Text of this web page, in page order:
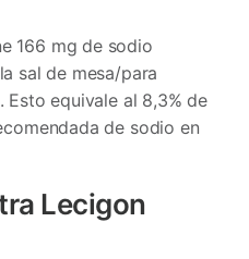
166 mg de sodio
sal de mesa/para
equivale al 8,3% de
de sodio en
Lecigon